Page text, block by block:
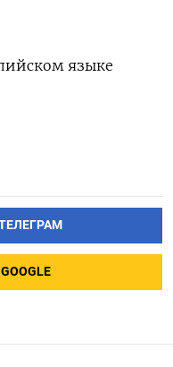
языке